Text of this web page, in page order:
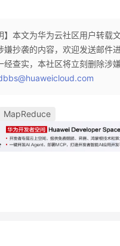
】本文为华为云社区用户转载
嫌抄袭的内容，欢迎发送邮件
经查实，本社区将立刻删除涉
MapReduce